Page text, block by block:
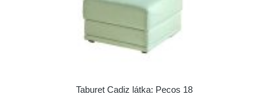
Taburet Cadiz látka: Pecos 18